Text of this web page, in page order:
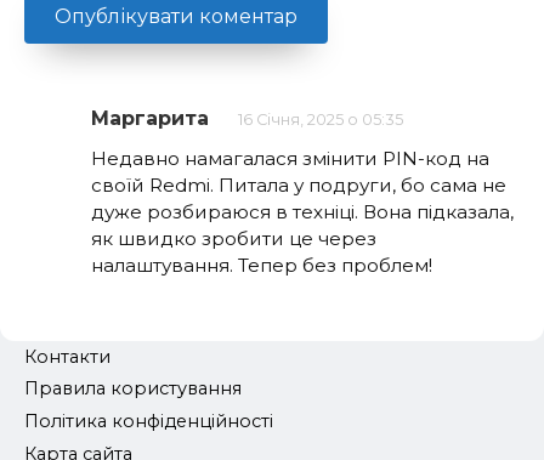
Маргарита 16 Січня, 2025 о 05:35
Недавно намагалася змінити PIN-код на
своїй Redmi. Питала у подруги, бо сама не
дуже розбираюся в техніці. Вона підказала,
як швидко зробити це через
налаштування. Тепер без проблем!
Контакти
Правила користування
Політика конфіденційності
Карта сайта